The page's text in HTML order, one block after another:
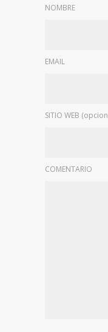
NOMBRE
EMAIL
SITIO WEB
COMENTARIO